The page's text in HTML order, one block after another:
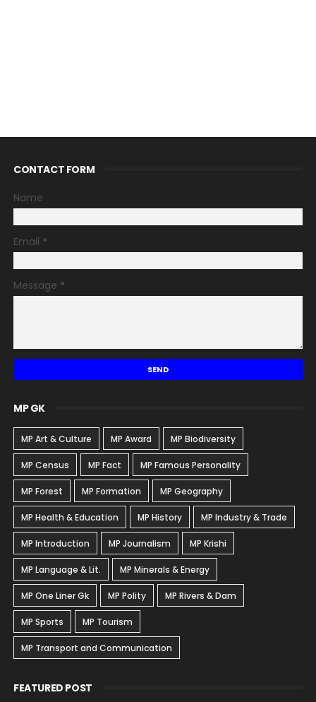
CONTACT FORM
Name
Email *
Message *
MP GK
MP Art & Culture MP Award MP Biodiversity
MP Census MP Fact MP Famous Personality
MP Forest MP Formation MP Geography
MP Health & Education MP History MP Industry & Trade
MP Introduction MP Journalism MP Krishi
MP Language & Lit. MP Minerals & Energy
MP One Liner Gk MP Polity MP Rivers & Dam
MP Sports MP Tourism
MP Transport and Communication
FEATURED POST